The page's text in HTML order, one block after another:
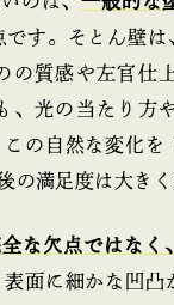
です。そとん壁
の質感や左官仕
、光の当たり方
の自然な変化
の満足度は大きく
な欠点ではなく
面に細かな凹